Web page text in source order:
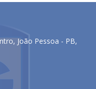
João Pessoa - PB,